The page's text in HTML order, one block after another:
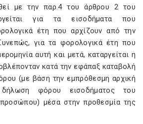
με την παρ.4 του άρθρου 2 του
για τα εισοδήματα που
έτη που αρχίζουν από την
για τα φορολογικά έτη που
αυτή και μετά, καταργείται η
κατά την εφάπαξ καταβολή
(με βάση την εμπρόθεσμη αρχική
δήλωση φόρου εισοδήματος του
μέσα στην προθεσμία της